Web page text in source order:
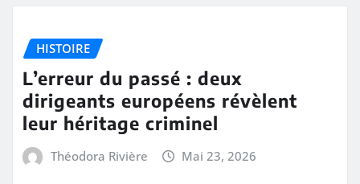
HISTOIRE
L’erreur du passé : deux
dirigeants européens révèlent
leur héritage criminel
Théodora Rivière Mai 23, 2026